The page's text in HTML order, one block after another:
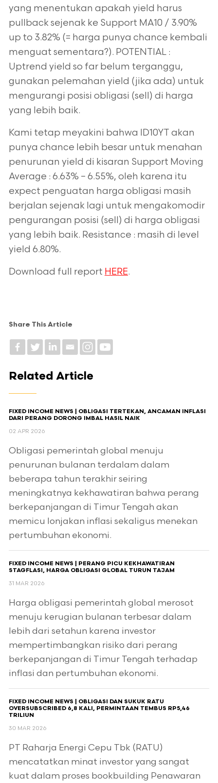
yang menentukan apakah yield harus
pullback sejenak ke Support MA10 / 3.90%
up to 3.82% (= harga punya chance kembali
menguat sementara?). POTENTIAL :
Uptrend yield so far belum terganggu,
gunakan pelemahan yield (jika ada) untuk
mengurangi posisi obligasi (sell) di harga
yang lebih baik.
Kami tetap meyakini bahwa ID10YT akan
punya chance lebih besar untuk menahan
penurunan yield di kisaran Support Moving
Average : 6.63% – 6.55%, oleh karena itu
expect penguatan harga obligasi masih
berjalan sejenak lagi untuk mengakomodir
pengurangan posisi (sell) di harga obligasi
yang lebih baik. Resistance : masih di level
yield 6.80%.
Download full report HERE.
Share This Article
Related Article
FIXED INCOME NEWS | OBLIGASI TERTEKAN, ANCAMAN INFLASI
DARI PERANG DORONG IMBAL HASIL NAIK
02 APR 2026
Obligasi pemerintah global menuju
penurunan bulanan terdalam dalam
beberapa tahun terakhir seiring
meningkatnya kekhawatiran bahwa perang
berkepanjangan di Timur Tengah akan
memicu lonjakan inflasi sekaligus menekan
pertumbuhan ekonomi.
FIXED INCOME NEWS | PERANG PICU KEKHAWATIRAN
STAGFLASI, HARGA OBLIGASI GLOBAL TURUN TAJAM
31 MAR 2026
Harga obligasi pemerintah global merosot
menuju kerugian bulanan terbesar dalam
lebih dari setahun karena investor
mempertimbangkan risiko dari perang
berkepanjangan di Timur Tengah terhadap
inflasi dan pertumbuhan ekonomi.
FIXED INCOME NEWS | OBLIGASI DAN SUKUK RATU
OVERSUBSCRIBED 6,8 KALI, PERMINTAAN TEMBUS RP5,46
TRILIUN
30 MAR 2026
PT Raharja Energi Cepu Tbk (RATU)
mencatatkan minat investor yang sangat
kuat dalam proses bookbuilding Penawaran